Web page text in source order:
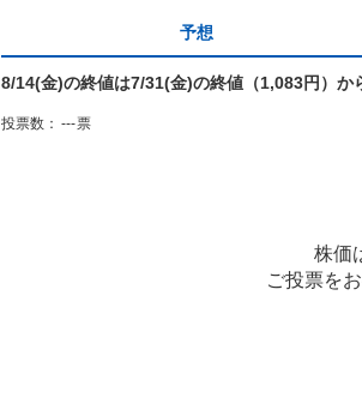
予想
8/14(金)の終値は7/31(金)の終値（1,083円）か
投票数： ---票
株価
ご投票を